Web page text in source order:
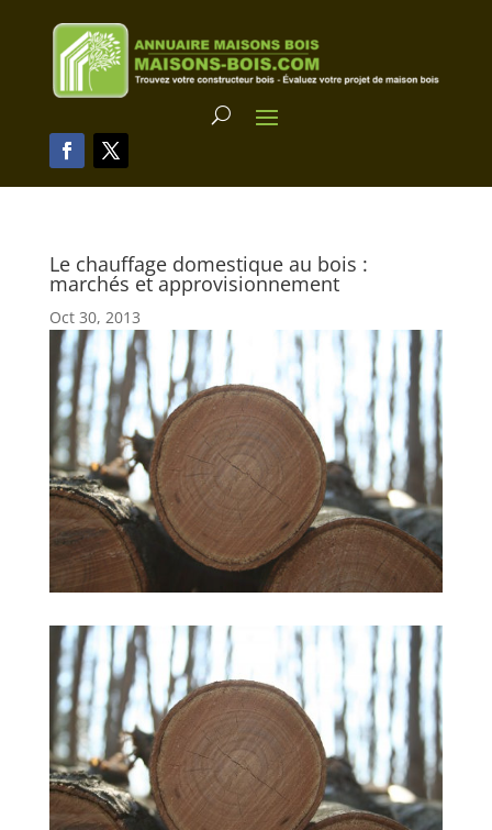
Le chauffage domestique au bois :
marchés et approvisionnement
Oct 30, 2013